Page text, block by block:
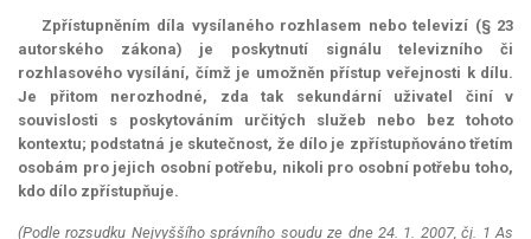
Zpřístupněním díla vysílaného rozhlasem nebo televizí (§ 23
autorského zákona) je poskytnutí signálu televizního či
rozhlasového vysílání, čímž je umožněn přístup veřejnosti k dílu.
Je přitom nerozhodné, zda tak sekundární uživatel činí v
souvislosti s poskytováním určitých služeb nebo bez tohoto
kontextu; podstatná je skutečnost, že dílo je zpřístupňováno třetím
osobám pro jejich osobní potřebu, nikoli pro osobní potřebu toho,
kdo dílo zpřístupňuje.
(Podle rozsudku Nejvyššího správního soudu ze dne 24. 1. 2007, čj. 1 As